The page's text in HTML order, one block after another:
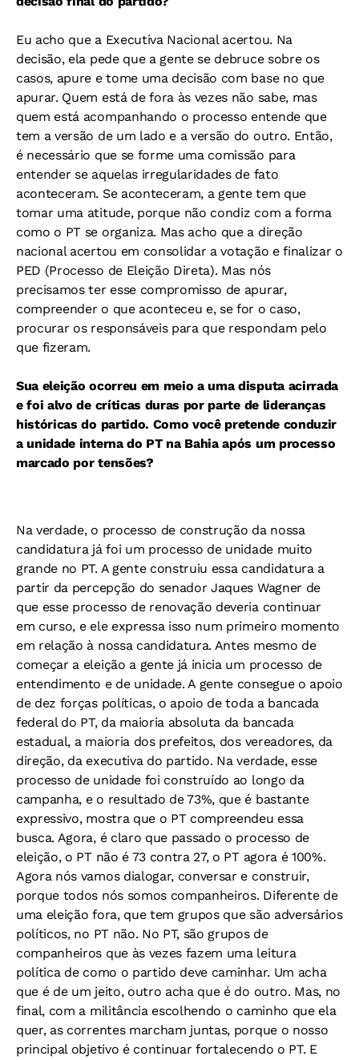
Eu acho que a Executiva Nacional acertou. Na
decisão, ela pede que a gente se debruce sobre os
casos, apure e tome uma decisão com base no que
apurar. Quem está de fora às vezes não sabe, mas
quem está acompanhando o processo entende que
tem a versão de um lado e a versão do outro. Então,
é necessário que se forme uma comissão para
entender se aquelas irregularidades de fato
aconteceram. Se aconteceram, a gente tem que
tomar uma atitude, porque não condiz com a forma
como o PT se organiza. Mas acho que a direção
nacional acertou em consolidar a votação e finalizar o
PED (Processo de Eleição Direta). Mas nós
precisamos ter esse compromisso de apurar,
compreender o que aconteceu e, se for o caso,
procurar os responsáveis para que respondam pelo
que fizeram.
Sua eleição ocorreu em meio a uma disputa acirrada
e foi alvo de críticas duras por parte de lideranças
históricas do partido. Como você pretende conduzir
a unidade interna do PT na Bahia após um processo
marcado por tensões?
Na verdade, o processo de construção da nossa
candidatura já foi um processo de unidade muito
grande no PT. A gente construiu essa candidatura a
partir da percepção do senador Jaques Wagner de
que esse processo de renovação deveria continuar
em curso, e ele expressa isso num primeiro momento
em relação à nossa candidatura. Antes mesmo de
começar a eleição a gente já inicia um processo de
entendimento e de unidade. A gente consegue o apoio
de dez forças políticas, o apoio de toda a bancada
federal do PT, da maioria absoluta da bancada
estadual, a maioria dos prefeitos, dos vereadores, da
direção, da executiva do partido. Na verdade, esse
processo de unidade foi construído ao longo da
campanha, e o resultado de 73%, que é bastante
expressivo, mostra que o PT compreendeu essa
busca. Agora, é claro que passado o processo de
eleição, o PT não é 73 contra 27, o PT agora é 100%.
Agora nós vamos dialogar, conversar e construir,
porque todos nós somos companheiros. Diferente de
uma eleição fora, que tem grupos que são adversários
políticos, no PT não. No PT, são grupos de
companheiros que às vezes fazem uma leitura
política de como o partido deve caminhar. Um acha
que é de um jeito, outro acha que é do outro. Mas, no
final, com a militância escolhendo o caminho que ela
quer, as correntes marcham juntas, porque o nosso
principal objetivo é continuar fortalecendo o PT. E